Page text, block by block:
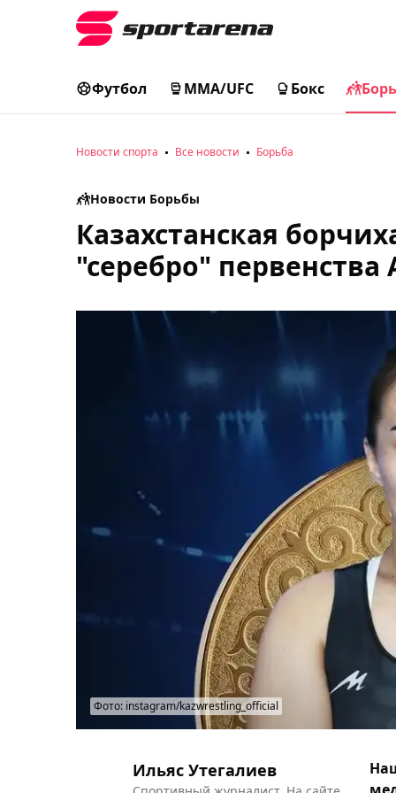
Футбол MMA/UFC Бокс
Новости спорта Все новости Борьба
Новости Борьбы
Казахстанская
"серебро"
Фото: instagram/kazwrestling_official
Ильяс Утегалиев